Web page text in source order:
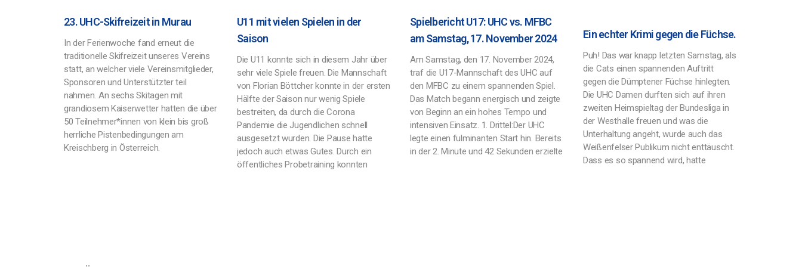
23. UHC-Skifreizeit in Murau
In der Ferienwoche fand erneut die
traditionelle Skifreizeit unseres Vereins
statt, an welcher viele Vereinsmitglieder,
Sponsoren und Unterstützter teil
nahmen. An sechs Skitagen mit
grandiosem Kaiserwetter hatten die über
50 Teilnehmer*innen von klein bis groß
herrliche Pistenbedingungen am
Kreischberg in Österreich.
U11 mit vielen Spielen in der
Saison
Die U11 konnte sich in diesem Jahr über
sehr viele Spiele freuen. Die Mannschaft
von Florian Böttcher konnte in der ersten
Hälfte der Saison nur wenig Spiele
bestreiten, da durch die Corona
Pandemie die Jugendlichen schnell
ausgesetzt wurden. Die Pause hatte
jedoch auch etwas Gutes. Durch ein
öffentliches Probetraining konnten
Spielbericht U17: UHC vs. MFBC
am Samstag, 17. November 2024
Am Samstag, den 17. November 2024,
traf die U17-Mannschaft des UHC auf
den MFBC zu einem spannenden Spiel.
Das Match begann energisch und zeigte
von Beginn an ein hohes Tempo und
intensiven Einsatz. 1. Drittel:Der UHC
legte einen fulminanten Start hin. Bereits
in der 2. Minute und 42 Sekunden erzielte
Ein echter Krimi gegen die Füchse.
Puh! Das war knapp letzten Samstag, als
die Cats einen spannenden Auftritt
gegen die Dümptener Füchse hinlegten.
Die UHC Damen durften sich auf ihren
zweiten Heimspieltag der Bundesliga in
der Westhalle freuen und was die
Unterhaltung angeht, wurde auch das
Weißenfelser Publikum nicht enttäuscht.
Dass es so spannend wird, hatte